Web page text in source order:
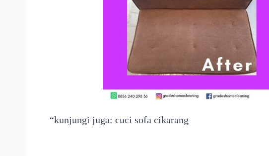
“kunjungi juga: cuci sofa cikarang